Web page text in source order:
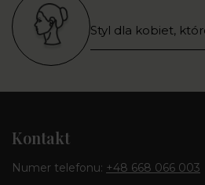
Styl dla kobiet,
Kontakt
Numer telefonu: +48 668 066 003